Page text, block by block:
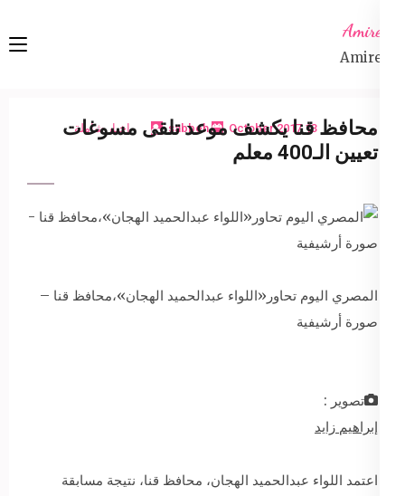
content
Amireta
Amireta
13 October 2017
sabbeh اخبار شاملة
محافظ قنا يكشف موعد تلقى مسوغات
تعيين الـ400 معلم
المصري اليوم تحاور«اللواء عبدالحميد الهجان»،محافظ قنا –
صورة أرشيفية
تصوير :
إبراهيم زايد
اعتمد اللواء عبدالحميد الهجان، محافظ قنا، نتيجة مسابقة